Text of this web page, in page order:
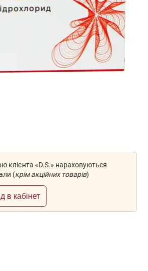
клієнта «D.S.» нараховуються
(крім акційних товарів)
в кабінет